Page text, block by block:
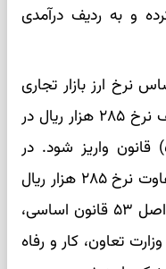
و به ردیف درآمدی
نرخ ارز بازار تجاری
تسعیر شده و منابع حاصل تا سقف نرخ ۲۸۵ هزار ریال در
ردیف‌های ذی‌ربط جدول شماره (۵) قانون واریز شود. در
ادامه، منابع مازاد حاصل از مابه‌التفاوت نرخ ۲۸۵ هزار ریال
تا نرخ روز بازار ارز تجاری، با رعایت اصل ۵۳ قانون اساسی،
تعاون، کار و رفاه